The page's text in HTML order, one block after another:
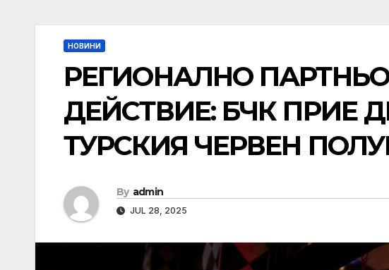
НОВИНИ
РЕГИОНАЛНО
ДЕЙСТВИЕ: БЧК ПРИЕ
ТУРСКИЯ ЧЕРВЕН
By admin
JUL 28, 2025